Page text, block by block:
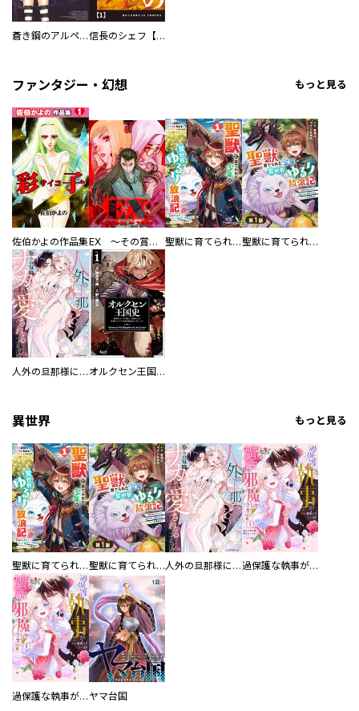
蒼き鋼のアルペジオ 信長のシェフ【単話版】
ファンタジー・幻想 もっと見る
佐伯かよの作品集 EX ～その賞金稼ぎは、世界の出口を探す～【単行本版】 聖獣に育てられた少年の異世界ゆるり放浪記～神様からもらったチート魔法で、仲間たちとスローライフを満喫中～ 聖獣に育てられた少年の異世界ゆるり放浪記～神様からもらったチート魔法で、仲間たちとスローライフを満喫中～【分冊版】
人外の旦那様に娶られ毎晩ナカまで愛される…。アンソロジー オルクセン王国史
異世界 もっと見る
聖獣に育てられた少年の異世界ゆるり放浪記～神様からもらったチート魔法で、仲間たちとスローライフを満喫中～ 聖獣に育てられた少年の異世界ゆるり放浪記～神様からもらったチート魔法で、仲間たちとスローライフを満喫中～【分冊版】 人外の旦那様に娶られ毎晩ナカまで愛される…。アンソロジー 過保護な執事が私の婚活を邪魔してきます！ 分冊版
過保護な執事が私の婚活を邪魔してきます！ ヤマ台国